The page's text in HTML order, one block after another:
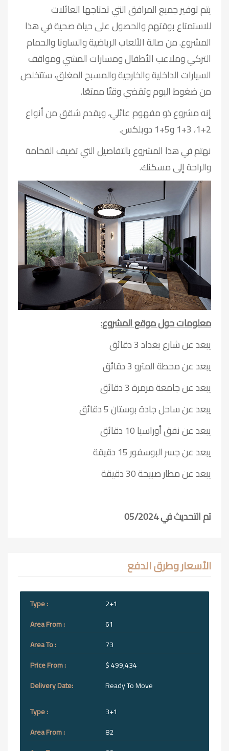
يتم توفير جميع المرافق التي تحتاجها العائلات
للاستمتاع بوقتهم والحصول على حياة صحية في هذا
المشروع. من صالة الألعاب الرياضية والساونا والحمام
التركي وملاعب الأطفال ومسارات المشي ومواقف
السيارات الداخلية والخارجية والمسبح المغلق، ستتخلص
من ضغوط اليوم وتقضي وقتًا ممتعًا.
إنه مشروع ذو مفهوم عائلي، ويقدم شقق من أنواع
2+1، 3+1 و5+1 دوبلكس.
نهتم في هذا المشروع بالتفاصيل التي تضيف الفخامة
والراحة إلى مسكنك.
معلومات حول موقع المشروع:
يبعد عن شارع بغداد 3 دقائق
يبعد عن محطة المترو 3 دقائق
يبعد عن جامعة مرمرة 3 دقائق
يبعد عن ساحل جادة بوستان 5 دقائق
يبعد عن نفق أوراسيا 10 دقائق
يبعد عن جسر البوسفور 15 دقيقة
يبعد عن مطار صبيحة 30 دقيقة
تم التحديث في 05/2024
الأسعار وطرق الدفع
2+1
61
73
$ 499,434
Ready To Move
3+1
82